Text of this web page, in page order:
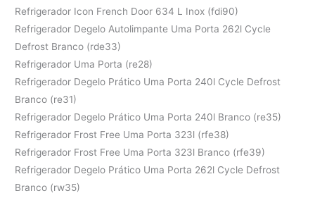
Refrigerador Icon French Door 634 L Inox (fdi90)
Refrigerador Degelo Autolimpante Uma Porta 262l Cycle
Defrost Branco (rde33)
Refrigerador Uma Porta (re28)
Refrigerador Degelo Prático Uma Porta 240l Cycle Defrost
Branco (re31)
Refrigerador Degelo Prático Uma Porta 240l Branco (re35)
Refrigerador Frost Free Uma Porta 323l (rfe38)
Refrigerador Frost Free Uma Porta 323l Branco (rfe39)
Refrigerador Degelo Prático Uma Porta 262l Cycle Defrost
Branco (rw35)